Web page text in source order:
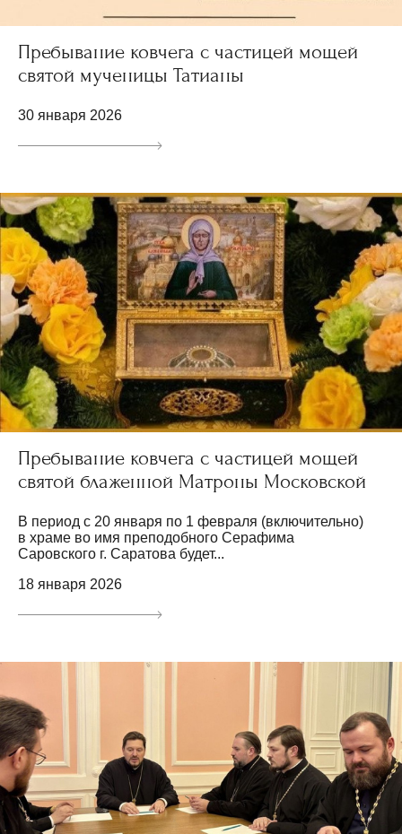
Пребывание ковчега с частицей мощей
святой мученицы Татианы
30 января 2026
Пребывание ковчега с частицей мощей
святой блаженной Матроны Московской
В период с 20 января по 1 февраля (включительно)
в храме во имя преподобного Серафима
Саровского г. Саратова будет...
18 января 2026